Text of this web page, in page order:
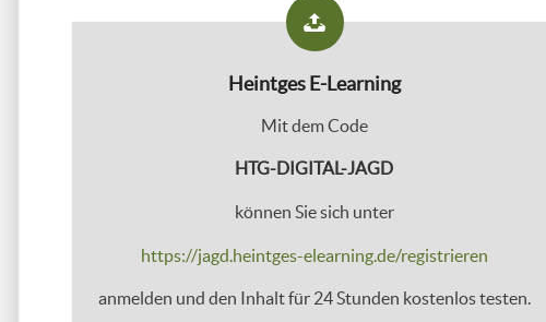
Heintges E-Learning
Mit dem Code
HTG-DIGITAL-JAGD
können Sie sich unter
https://jagd.heintges-elearning.de/registrieren
anmelden und den Inhalt für 24 Stunden kostenlos testen.